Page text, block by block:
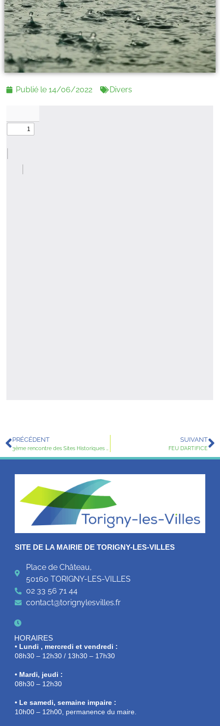
Publié le14/06/2022 Divers
PRÉCÉDENT
3ème rencontre des Sites Historiques Grimaldi de Monaco –
SUIVANT
FEU D’ARTIFICE
SITE DE LA MAIRIE DE TORIGNY-LES-VILLES
Place de Château,
50160 TORIGNY-LES-VILLES
02 33 56 71 44
contact@torignylesvilles.fr
HORAIRES
• Lundi , mercredi et vendredi :
08h30 – 12h30 / 13h30 – 17h30
• Mardi, jeudi :
08h30 – 12h30
• Le samedi, semaine impaire :
10h00 – 12h00, permanence du maire.